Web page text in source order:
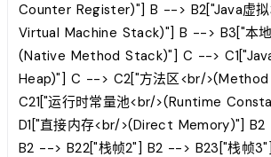
Counter Register)"] B --> B2["Java虚
Virtual Machine Stack)"] B --> B3["本
(Native Method Stack)"] C -->
Heap)"] C --> C2["方法区<br/
C21["运行时常量池<br/>(Runtime
D1["直接内存<br/>(Direct Memory)"] B2
B2 --> B22["栈帧2"] B2 --> B23["栈帧3"]